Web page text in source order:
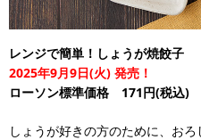
レンジで簡単！しょうが焼餃子
2025年9月9日(火) 発売！
ローソン標準価格 171円(税込)
しょうが好きの方のために、お